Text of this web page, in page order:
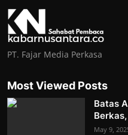
PT. Fajar Media Perkasa
Most Viewed Posts
Batas
May 9,